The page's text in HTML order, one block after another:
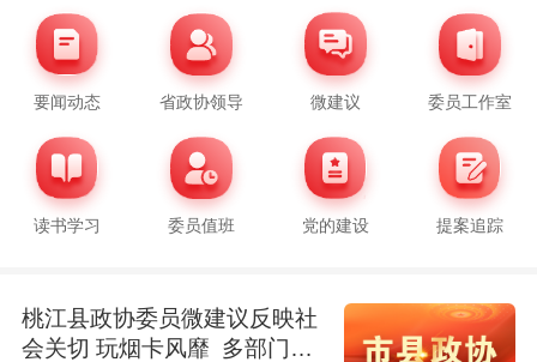
要闻动态 省政协领导 微建议 委员工作室
读书学习 委员值班 党的建设 提案追踪
桃江县政协委员微建议反映社
会关切 玩烟卡风靡 多部门共